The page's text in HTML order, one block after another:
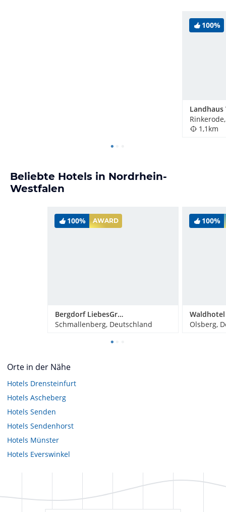
100%
1,1km
Beliebte Hotels in Nordrhein-
Westfalen
100% AWARD
Bergdorf LiebesGrün
Schmallenberg, Deutschland
100%
Olsberg,
Orte in der Nähe
Hotels Drensteinfurt
Hotels Ascheberg
Hotels Senden
Hotels Sendenhorst
Hotels Münster
Hotels Everswinkel